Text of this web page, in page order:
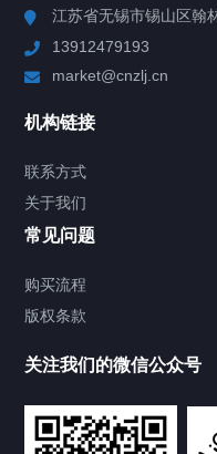
Chiller高精度制冷循环器
TCU温度控制单元
Chiller气体控温系统
Chamber试验箱
江苏省无锡市锡山区翰
13912479193
market@cnzlj.cn
机构链接
联系方式
关于我们
常见问题
购买流程
版权条款
关注我们的微信公众号